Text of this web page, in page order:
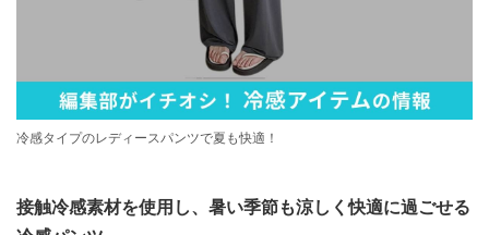
冷感タイプのレディースパンツで夏も快適！
接触冷感素材を使用し、暑い季節も涼しく快適に過ごせる